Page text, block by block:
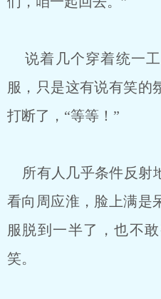
说着几个穿着统一
服，只是这有说有笑的
打断了，“等等！”
所有人几乎条件反射
看向周应淮，脸上满是
服脱到一半了，也不
笑。